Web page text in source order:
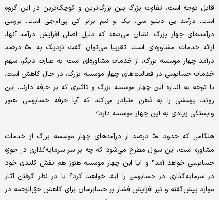
قابل توجه است، تفاوت بزرگ بین بزرگ‌ترین و کوچک‌ترین در این گروه
است. درآمد پی دبلیو سی، یک و نیم برابر کی پی‌ام‌جی است. بررسی
درآمدهای چهار بزرگ، نشان می‌دهد که دلیل اصلی افزایش درآمد آنها،
ارائه خدمات مشاوره‌ای است. تقریبا می‌توان گفت نزدیک به ۵۰ درصد
درآمد چهار موسسه بزرگ، از خدمات مشاوره‌ای است. به عبارت دیگر، سهم
خدمات حسابرسی در فعالیت‌های چهار موسسه بزرگ، در حال کاهش است.
با توجه به اندازه این چهار موسسه بزرگ و تاثیری که بر حرفه دارند، این
روند، پرسشی را به ذهن متبادر می‌کند که آیا حرفه حسابرسی، هنوز
وابستگی زیادی به این چهار موسسه دارد؟
هنگامی که حدود ۵۰ درصد از درآمدهای چهار موسسه بزرگ از خدمات
مشاوره است، این سوال مطرح می‌شود که چه بر سر سرمایه‌گذاری در حوزه
حسابرسی خواهد آمد؟ و آیا این چهار موسسه هنوز هم نقش کلیدی خود
در سرمایه‌گذاری در حسابرسی را ایفا خواهند کرد؟ با در نظر گرفتن آثار
موارد پیش‌گفته و نیز افزایش فشار بر حسابرسان برای کاهش حق‌الزحمه در